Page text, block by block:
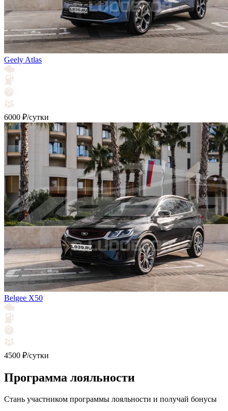
Geely Atlas
6000 ₽/сутки
Belgee X50
4500 ₽/сутки
Программа лояльности
Стань участником программы лояльности и получай бонусы